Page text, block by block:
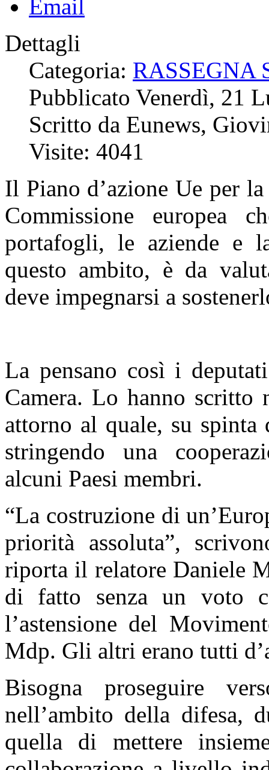
Dettagli
Categoria: RASSEGNA
Pubblicato Venerdì, 21
Scritto da Eunews,
Visite: 4041
Il Piano d’azione Ue per
Commissione europea
portafogli, le aziende e
questo ambito, è da
deve impegnarsi a
La pensano così i
Camera. Lo hanno scritto
attorno al quale, su spinta
stringendo una
alcuni Paesi membri.
“La costruzione di
priorità assoluta”,
riporta il relatore Daniele
di fatto senza un voto
l’astensione del
Mdp. Gli altri erano tutti
Bisogna proseguire
nell’ambito della difesa,
quella di mettere